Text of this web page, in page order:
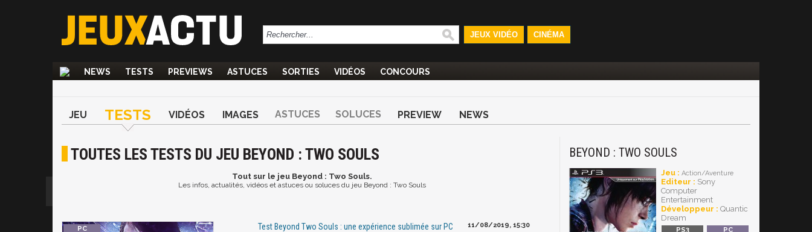
JEUX VIDÉO CINÉMA
NEWS TESTS PREVIEWS ASTUCES SORTIES VIDÉOS CONCOURS
JEU TESTS VIDÉOS IMAGES ASTUCES SOLUCES PREVIEW NEWS
TOUTES LES TESTS DU JEU BEYOND : TWO SOULS
Toutsur le jeu Beyond : Two Souls.
Les infos, actualités, vidéos et astuces ou soluces du jeu Beyond : Two Souls
Test Beyond Two Souls : une expérience sublimée sur PC
11/08/2019, 15:30
BEYOND : TWO SOULS
Jeu : Action/Aventure
Editeur : Sony
Computer
Entertainment
Développeur : Quantic
Dream